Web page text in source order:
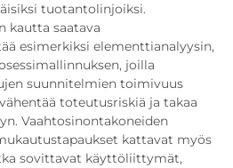
tuotantolinjoiksi.
kautta saatava
esimerkiksi elementtianalyysin,
joilla
suunnitelmien toimivuus
toteutusriskiä ja takaa
Vaahtosinontakoneiden
kattavat myös
sovittavat käyttöliittymät,